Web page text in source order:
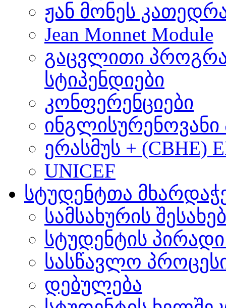
ჟან მონეს
Jean Monnet Module
გაცვლითი
სტიპენდიები
კონფერენციები
ერასმუს + (CBHE)
UNICEF
სტუდენტთა
სამსახურის შესახებ
სტუდენტის
სასწავლო
დებულება